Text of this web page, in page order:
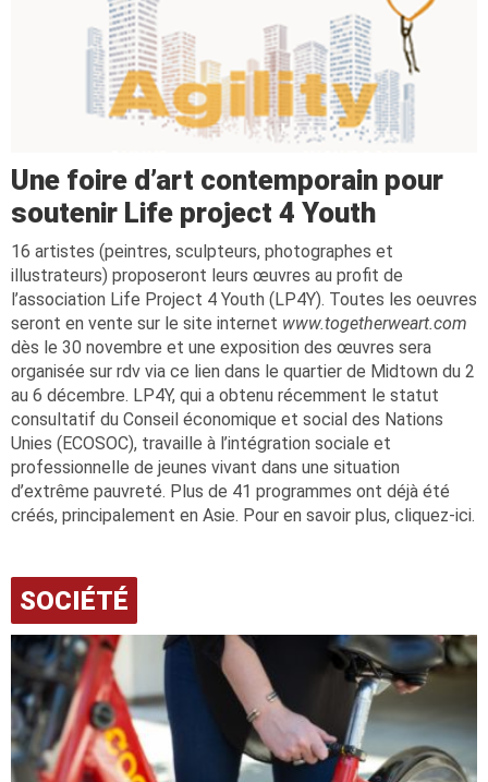
Une foire d’art contemporain pour
soutenir Life project 4 Youth
16 artistes (peintres, sculpteurs, photographes et
illustrateurs) proposeront leurs œuvres au profit de
l’association Life Project 4 Youth (LP4Y). Toutes les oeuvres
seront en vente sur le site internet www.togetherweart.com
dès le 30 novembre et une exposition des œuvres sera
organisée sur rdv via ce lien dans le quartier de Midtown du 2
au 6 décembre. LP4Y, qui a obtenu récemment le statut
consultatif du Conseil économique et social des Nations
Unies (ECOSOC), travaille à l’intégration sociale et
professionnelle de jeunes vivant dans une situation
d’extrême pauvreté. Plus de 41 programmes ont déjà été
créés, principalement en Asie. Pour en savoir plus, cliquez-ici.
SOCIÉTÉ